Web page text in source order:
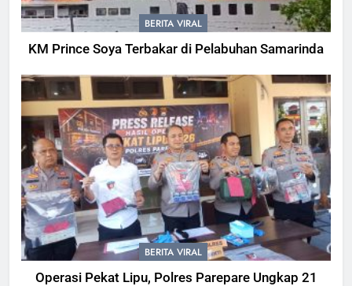
BERITA VIRAL
KM Prince Soya Terbakar di Pelabuhan Samarinda
BERITA VIRAL
Operasi Pekat Lipu, Polres Parepare Ungkap 21